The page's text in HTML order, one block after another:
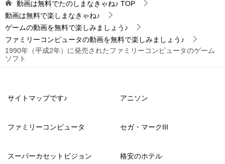
動画は無料でたのしまなきゃね♪ TOP
動画は無料で楽しまなきゃね♪
ゲームの動画を無料で楽しみましょう♪
ファミリーコンピュータの動画を無料で楽しみましょう♪
1990年（平成2年）に発売されたファミリーコンピュータのゲーム
ソフト
サイトマップです♪ アニソン
ファミリーコンピュータ セガ・マークIII
スーパーカセットビジョン 格安のホテル